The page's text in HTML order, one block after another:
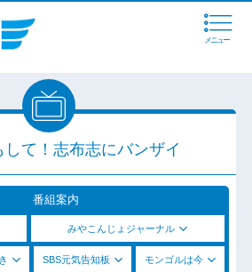
メニュー
して！志布志にバンザイ
番組案内
みやこんじょジャーナル
SBS元気告知板 モンゴルは今